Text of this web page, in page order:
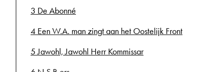
3 De Abonné
4 Een W.A. man zingt aan het Oostelijk Front
5 Jawohl, Jawohl Herr Kommissar